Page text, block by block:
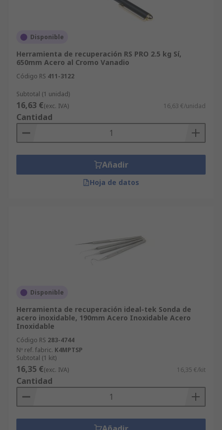
Disponible
Herramienta de recuperación RS PRO 2.5 kg Sí,
650mm Acero al Cromo Vanadio
Código RS 411-3122
Subtotal (1 unidad)
16,63 €(exc. IVA) 16,63 €/unidad
Cantidad
Añadir
Hoja de datos
Disponible
Herramienta de recuperación ideal-tek Sonda de
acero inoxidable, 190mm Acero Inoxidable Acero
Inoxidable
Código RS 283-4744
Nº ref. fabric. K4MPTSP
Subtotal (1 kit)
16,35 €(exc. IVA) 16,35 €/kit
Cantidad